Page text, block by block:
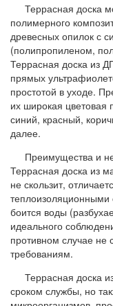
Террасная доска
полимерного
древесных опилок с
(полипропиленом,
Террасная доска из
прямых
простотой в уходе.
их широкая цветовая
синий, красный,
далее.
Преимущества и
Террасная доска из
не скользит,
теплоизоляционными
боится воды
идеального
противном случае не
требованиям.
Террасная доска
сроком службы, но